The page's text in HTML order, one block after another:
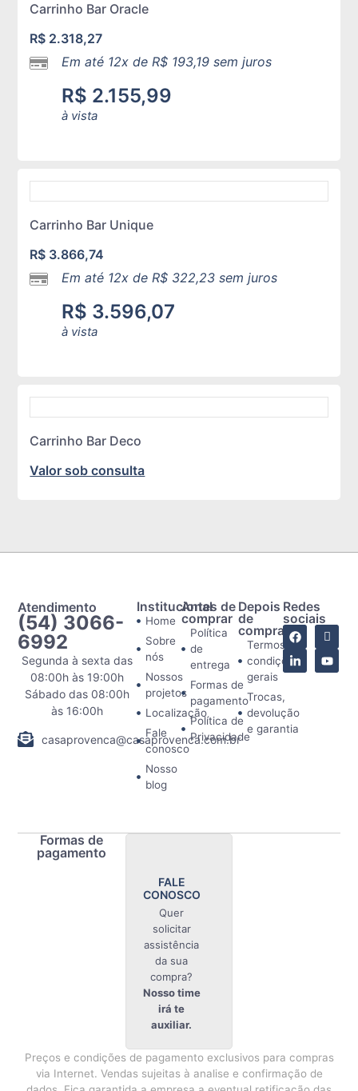
Carrinho Bar Oracle
R$ 2.318,27
Em até 12x deR$ 193,19 sem juros
R$ 2.155,99
à vista
Carrinho Bar Unique
R$ 3.866,74
Em até 12x deR$ 322,23 sem juros
R$ 3.596,07
à vista
Carrinho Bar Deco
Valor sob consulta
Atendimento
(54) 3066-
6992
Segunda à sexta das
08:00h às 19:00h
Sábado das 08:00h
às 16:00h
casaprovenca@casaprovenca.com.br
Institucional
Home
Sobre
nós
Nossos
projetos
Localização
Fale
conosco
Nosso
blog
Antes de
comprar
Política
de
entrega
Formas de
pagamento
Política de
Privacidade
Depois
de
comprar
Termos e
condições
gerais
Trocas,
devolução
e garantia
Redes
sociais
Formas de
pagamento
FALE
CONOSCO
Quer
solicitar
assistência
da sua
compra?
Nosso time
irá te
auxiliar.
Preços e condições de pagamento exclusivos para compras
via Internet. Vendas sujeitas à analise e confirmação de